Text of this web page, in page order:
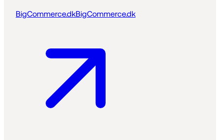
BigCommerce.dkBigCommerce.dk